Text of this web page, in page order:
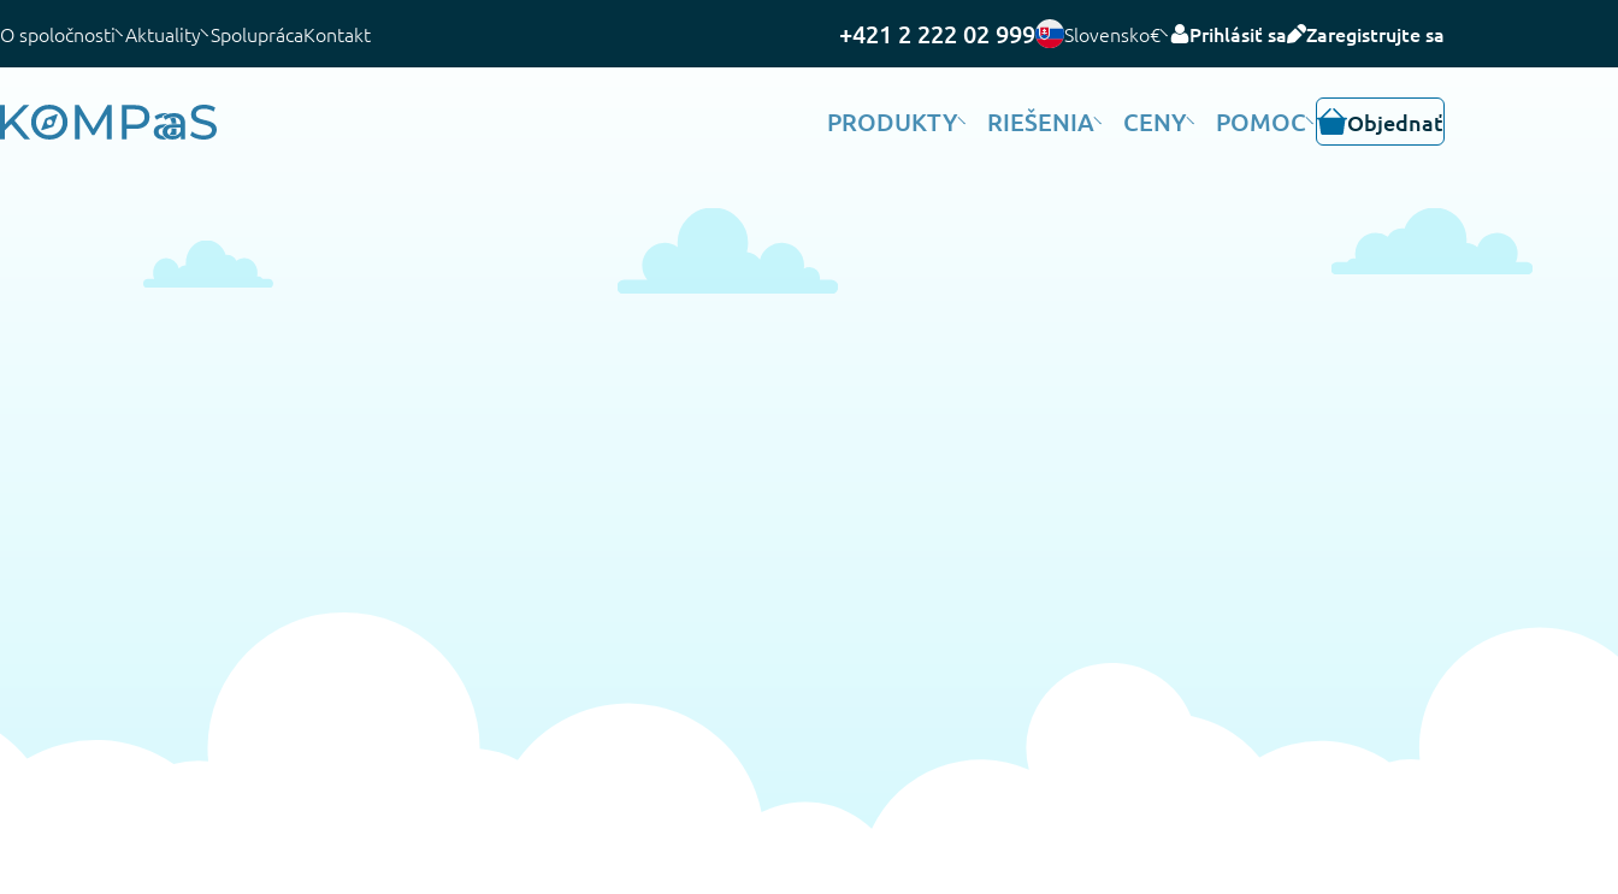
O spoločnosti Aktuality SpoluprácaKontakt +421 2 222 02 999 Slovensko€ Prihlásiť sa Zaregistrujte sa
PRODUKTY RIEŠENIA CENY POMOC Objednať